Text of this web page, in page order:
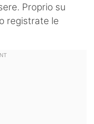
Proprio su
registrate le